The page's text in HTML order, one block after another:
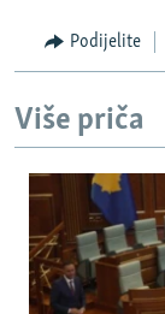
Podijelite
Više priča